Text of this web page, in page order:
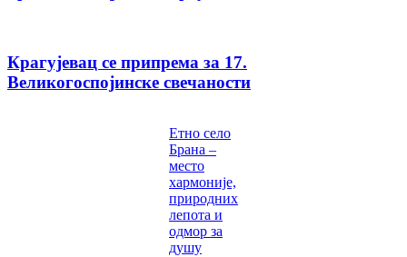
Крагујевац се припрема за 17.
Великогоспојинске свечаности
Етно село
Брана –
место
хармоније,
природних
лепота и
одмор за
душу